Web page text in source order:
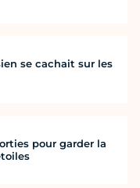
se cachait sur les
pour garder la